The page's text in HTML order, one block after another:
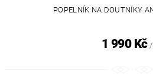
POPELNÍK NA DOUTNÍKY
1 990 Kč